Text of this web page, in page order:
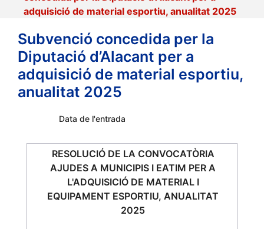
adquisició de material esportiu, anualitat 2025
Subvenció concedida per la
Diputació d’Alacant per a
adquisició de material esportiu,
anualitat 2025
Data de l'entrada
RESOLUCIÓ DE LA CONVOCATÒRIA
AJUDES A MUNICIPIS I EATIM PER A
L'ADQUISICIÓ DE MATERIAL I
EQUIPAMENT ESPORTIU, ANUALITAT
2025